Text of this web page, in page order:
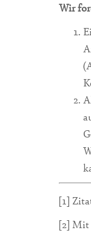
Wir
[1]
[2] Mit